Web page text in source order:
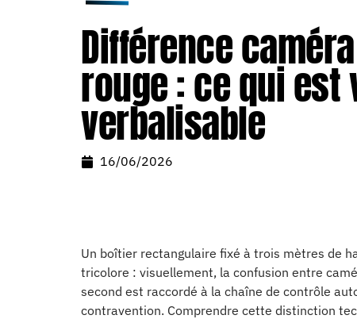
Différence
rouge : ce qui est
verbalisable
16/06/2026
Un boîtier rectangulaire fixé à trois mètres de
tricolore : visuellement, la confusion entre
second est raccordé à la chaîne de contrôle
contravention. Comprendre cette distinction